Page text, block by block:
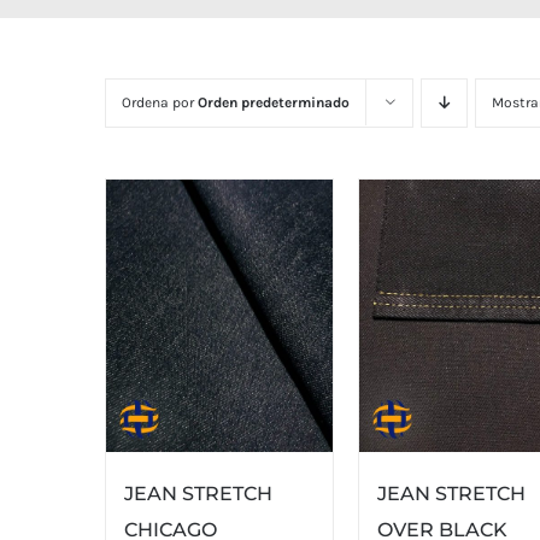
Ordena porOrden predeterminado
JEAN STRETCH
CHICAGO
JEAN STRETCH
OVER BLACK